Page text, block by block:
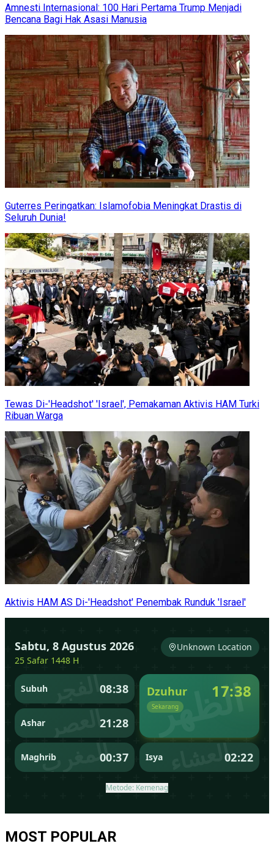
Amnesti Internasional: 100 Hari Pertama Trump Menjadi
Bencana Bagi Hak Asasi Manusia
Guterres Peringatkan: Islamofobia Meningkat Drastis di
Seluruh Dunia!
Tewas Di-'Headshot' 'Israel', Pemakaman Aktivis HAM Turki
Ribuan Warga
Aktivis HAM AS Di-'Headshot' Penembak Runduk 'Israel'
MOST POPULAR